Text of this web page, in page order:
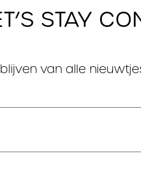
STAY
van alle